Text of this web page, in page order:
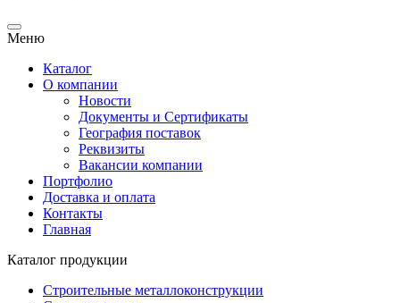
Меню
Каталог
О компании
Новости
Документы и Сертификаты
География поставок
Реквизиты
Вакансии компании
Портфолио
Доставка и оплата
Контакты
Главная
Каталог продукции
Строительные металлоконструкции